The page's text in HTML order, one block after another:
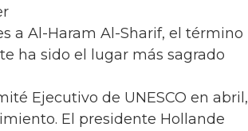
a Al-Haram Al-Sharif, el término
ha sido el lugar más sagrado
Ejecutivo de UNESCO en abril,
El presidente Hollande